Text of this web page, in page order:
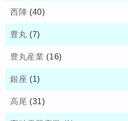
西陣 (40)
豊丸 (7)
豊丸産業 (16)
銀座 (1)
高尾 (31)